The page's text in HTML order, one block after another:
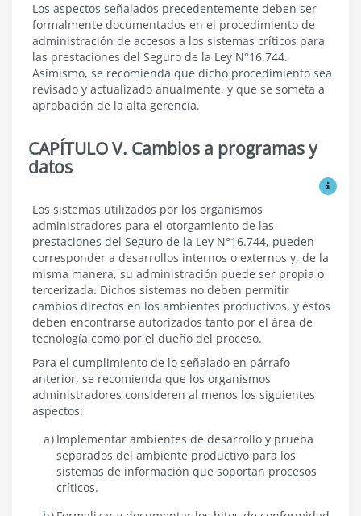
Los aspectos señalados precedentemente deben ser
formalmente documentados en el procedimiento de
administración de accesos a los sistemas críticos para
las prestaciones del Seguro de la Ley N°16.744.
Asimismo, se recomienda que dicho procedimiento sea
revisado y actualizado anualmente, y que se someta a
aprobación de la alta gerencia.
CAPÍTULO V. Cambios a programas y
datos
Ver
Cambios
a
programas
y
datos
Los sistemas utilizados por los organismos
administradores para el otorgamiento de las
prestaciones del Seguro de la Ley N°16.744, pueden
corresponder a desarrollos internos o externos y, de la
misma manera, su administración puede ser propia o
tercerizada. Dichos sistemas no deben permitir
cambios directos en los ambientes productivos, y éstos
deben encontrarse autorizados tanto por el área de
tecnología como por el dueño del proceso.
Para el cumplimiento de lo señalado en párrafo
anterior, se recomienda que los organismos
administradores consideren al menos los siguientes
aspectos:
Implementar ambientes de desarrollo y prueba
separados del ambiente productivo para los
sistemas de información que soportan procesos
críticos.